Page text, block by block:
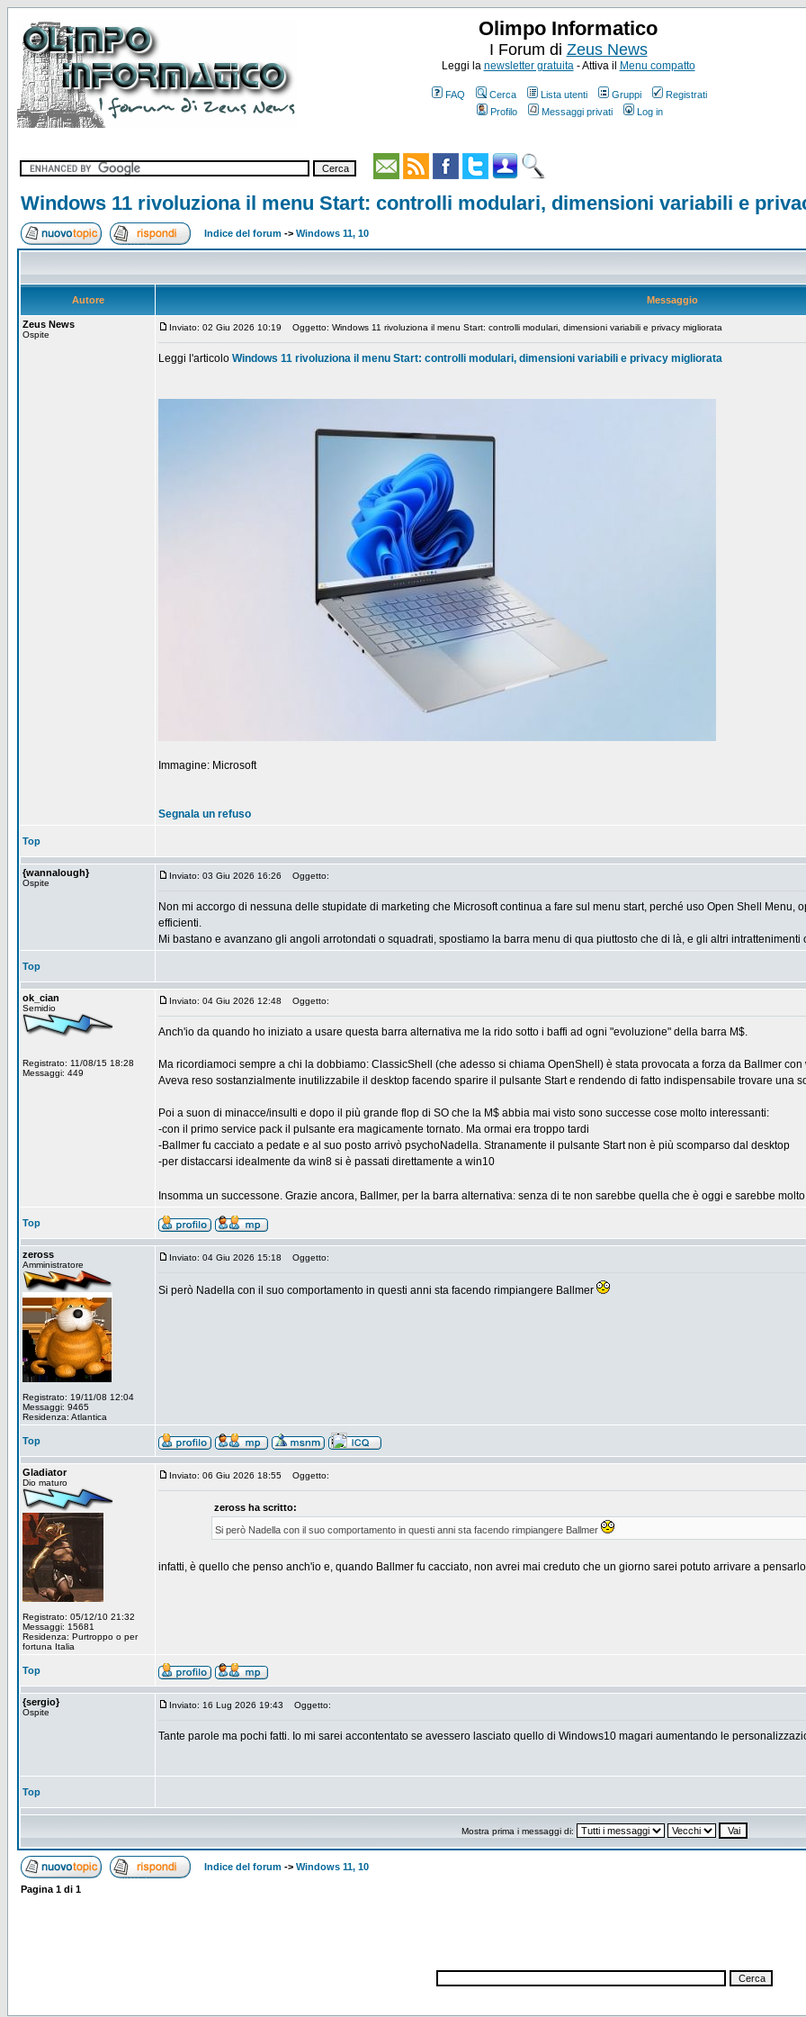
Olimpo Informatico
I Forum di Zeus News
Leggi la newsletter gratuita- Attiva il Menu compatto
FAQ Cerca Lista utenti Gruppi
Registrati
Profilo
Messaggi privati Log in
Windows 11 rivoluziona il menu Start: controlli modulari, dimensioni variabili e
Indice del forum -> Windows 11, 10
Autore Messaggio
Zeus News
Ospite
Inviato: 02 Giu 2026 10:19 Oggetto: Windows 11 rivoluziona il menu Start: controlli modulari, dimensioni variabili e privacy migliorata
Leggi l'articolo Windows 11 rivoluziona il menu Start: controlli modulari, dimensioni variabili e privacy migliorata
Immagine: Microsoft
Segnala un refuso
Top
{wannalough}
Ospite
Inviato: 03 Giu 2026 16:26 Oggetto:
Non mi accorgo di nessuna delle stupidate di marketing che Microsoft continua a fare sul menu start, perché uso Open Shell
efficienti.
Mi bastano e avanzano gli angoli arrotondati o squadrati, spostiamo la barra menu di qua piuttosto che di là, e gli altri intrattenimenti
Top
ok_cian
Semidio
Registrato: 11/08/15 18:28
Messaggi: 449
Inviato: 04 Giu 2026 12:48 Oggetto:
Anch'io da quando ho iniziato a usare questa barra alternativa me la rido sotto i baffi ad ogni "evoluzione" della barra M$.
Ma ricordiamoci sempre a chi la dobbiamo: ClassicShell (che adesso si chiama OpenShell) è stata provocata a forza da Ballmer
Aveva reso sostanzialmente inutilizzabile il desktop facendo sparire il pulsante Start e rendendo di fatto indispensabile trovare
Poi a suon di minacce/insulti e dopo il più grande flop di SO che la M$ abbia mai visto sono successe cose molto interessanti:
-con il primo service pack il pulsante era magicamente tornato. Ma ormai era troppo tardi
-Ballmer fu cacciato a pedate e al suo posto arrivò psychoNadella. Stranamente il pulsante Start non è più scomparso dal desktop
-per distaccarsi idealmente da win8 si è passati direttamente a win10
Insomma un successone. Grazie ancora, Ballmer, per la barra alternativa: senza di te non sarebbe quella che è oggi e sarebbe
Top
zeross
Amministratore
Registrato: 19/11/08 12:04
Messaggi: 9465
Residenza: Atlantica
Inviato: 04 Giu 2026 15:18 Oggetto:
Si però Nadella con il suo comportamento in questi anni sta facendo rimpiangere Ballmer
Top
Gladiator
Dio maturo
Registrato: 05/12/10 21:32
Messaggi: 15681
Residenza: Purtroppo o per
fortuna Italia
Inviato: 06 Giu 2026 18:55 Oggetto:
zeross ha scritto:
Si però Nadella con il suo comportamento in questi anni sta facendo rimpiangere Ballmer
infatti, è quello che penso anch'io e, quando Ballmer fu cacciato, non avrei mai creduto che un giorno sarei potuto arrivare a
Top
{sergio}
Ospite
Inviato: 16 Lug 2026 19:43 Oggetto:
Tante parole ma pochi fatti. Io mi sarei accontentato se avessero lasciato quello di Windows10 magari aumentando le
Top
Mostra prima i messaggi di:
Indice del forum -> Windows 11, 10
Pagina 1 di 1